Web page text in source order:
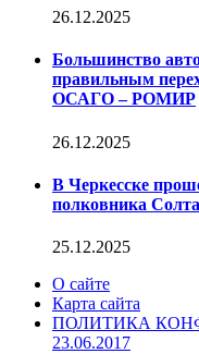
26.12.2025
Большинство
правильным
ОСАГО – РОМИР
26.12.2025
В Черкесске
полковника
25.12.2025
О сайте
Карта сайта
ПОЛИТИКА
23.06.2017